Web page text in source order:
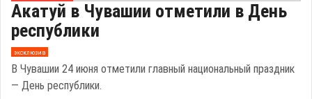
Акатуй в Чувашии отметили в День
республики
эксклюзив
В Чувашии 24 июня отметили главный национальный праздник
— День республики.